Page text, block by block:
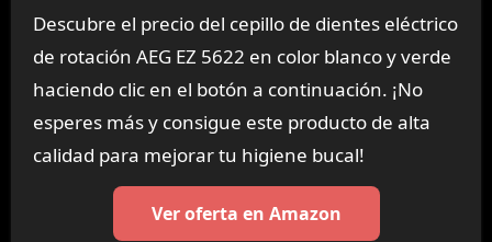
Descubre el precio del cepillo de dientes eléctrico
de rotación AEG EZ 5622 en color blanco y verde
haciendo clic en el botón a continuación. ¡No
esperes más y consigue este producto de alta
calidad para mejorar tu higiene bucal!
Ver oferta en Amazon